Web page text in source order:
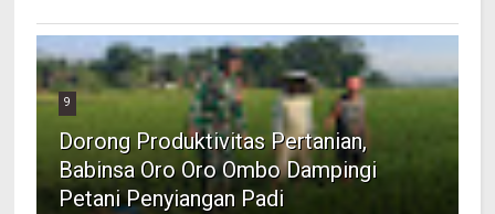
9
Dorong Produktivitas Pertanian,
Babinsa Oro Oro Ombo Dampingi
Petani Penyiangan Padi